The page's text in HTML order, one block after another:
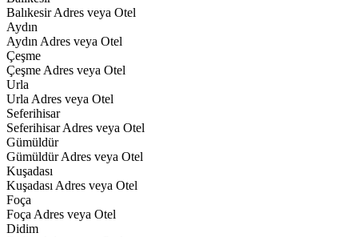
Balıkesir Adres veya Otel
Aydın
Aydın Adres veya Otel
Çeşme
Çeşme Adres veya Otel
Urla
Urla Adres veya Otel
Seferihisar
Seferihisar Adres veya Otel
Gümüldür
Gümüldür Adres veya Otel
Kuşadası
Kuşadası Adres veya Otel
Foça
Foça Adres veya Otel
Didim